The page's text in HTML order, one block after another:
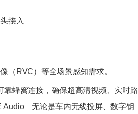
接入；
（RVC）等全场景感知需求。
靠蜂窝连接，确保超高清视频、实时路
Audio，无论是车内无线投屏、数字钥